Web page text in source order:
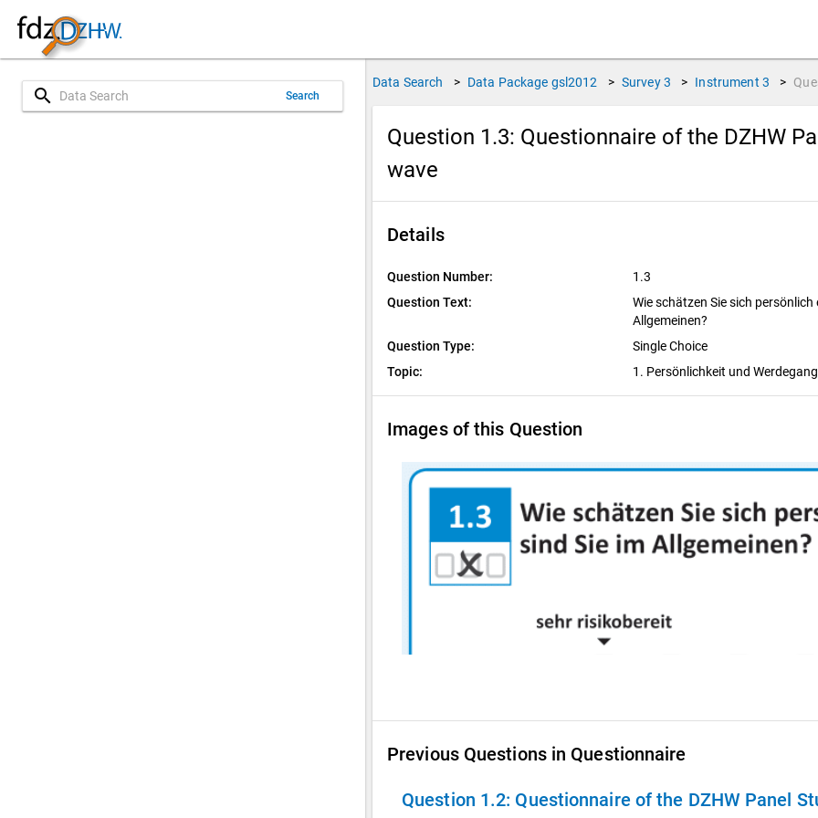
search Search
Data Search > Data Package gsl2012 > Survey 3 > Instrument 3 >
Question 1.3: Questionnaire of the DZHW
wave
Details
Question Number:
1.3
Question Text:
Wie schätzen Sie sich persönlich
Allgemeinen?
Question Type:
Single Choice
Topic:
1. Persönlichkeit und Werdegang
Images of this Question
Previous Questions in Questionnaire
Question 1.2: Questionnaire of the DZHW Panel